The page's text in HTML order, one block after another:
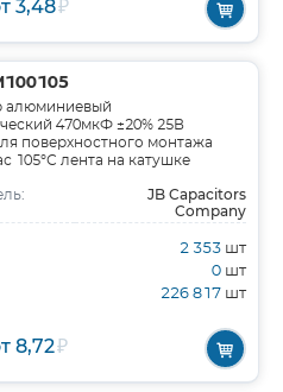
3,48₽
алюминиевый
470мкФ ±20% 25В
поверхностного монтажа
105°С лента на катушке
JB Capacitors
Company
2 353 шт
0 шт
226 817 шт
8,72₽